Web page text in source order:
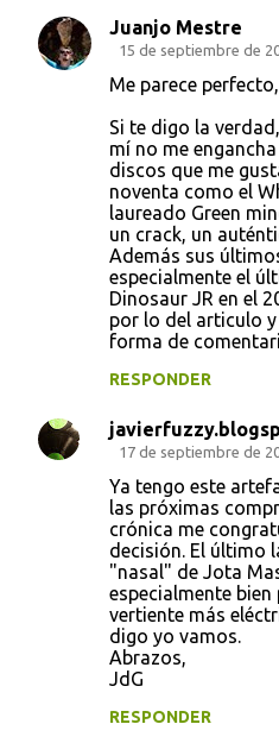
Juanjo Mestre
15 de septiembre de
Me parece perfecto,
Si te digo la
mí no me
discos que me
noventa como el
laureado Green
un crack, un
Además sus
especialmente el
Dinosaur JR en el
por lo del articulo
forma de
RESPONDER
17 de septiembre de
Ya tengo este
las próximas
crónica me
decisión. El último
"nasal" de Jota
especialmente
vertiente más
digo yo vamos.
Abrazos,
JdG
RESPONDER